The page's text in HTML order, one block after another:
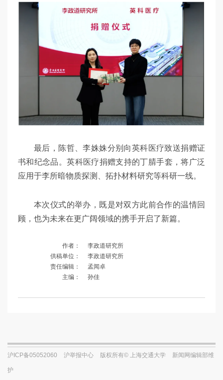
最后，陈哲、李姝姝分别向英科医疗致送捐赠证
书和纪念品。英科医疗捐赠支持的丁腈手套，将广泛
应用于李所暗物质探测、拓扑材料研究等科研一线。
本次仪式的举办，既是对双方此前合作的温情回
顾，也为未来在更广阔领域的携手开启了新篇。
作者：
李政道研究所
供稿单位：
李政道研究所
责任编辑：
孟闻卓
主编：
孙佳
沪ICP备05052060 沪举报中心 版权所有© 上海交通大学 新闻网编辑部维
护